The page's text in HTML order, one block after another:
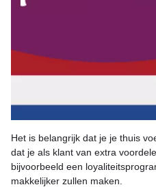
Het is belangrijk dat je je thuis
dat je als klant van extra
bijvoorbeeld een
makkelijker zullen maken.